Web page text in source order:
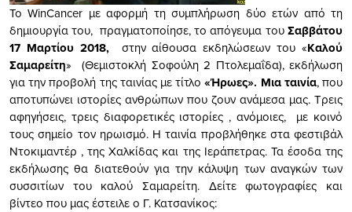
Το WinCancer με αφορμή τη συμπλήρωση δύο ετών από τη
δημιουργία του, πραγματοποίησε, το απόγευμα τουΣαββάτου
17 Μαρτίου 2018,
στην αίθουσα εκδηλώσεων του «Καλού
Σαμαρείτη» (Θεμιστοκλή Σοφούλη 2 Πτολεμαΐδα), εκδήλωση
για την προβολή της ταινίας με τίτλο«Ήρωες». Μια ταινία, που
αποτυπώνει ιστορίες ανθρώπων που ζουν ανάμεσα μας. Τρεις
αφηγήσεις, τρεις διαφορετικές ιστορίες , ανόμοιες, με κοινό
τους σημείο τον ηρωισμό. Η ταινία προβλήθηκε στα φεστιβάλ
Ντοκιμαντέρ , της Χαλκίδας και της Ιεράπετρας. Τα έσοδα της
εκδήλωσης θα διατεθούν για την κάλυψη των αναγκών των
συσσιτίων του καλού Σαμαρείτη. Δείτε φωτογραφίες και
βίντεο που μας έστειλε ο Γ. Κατσανίκος: